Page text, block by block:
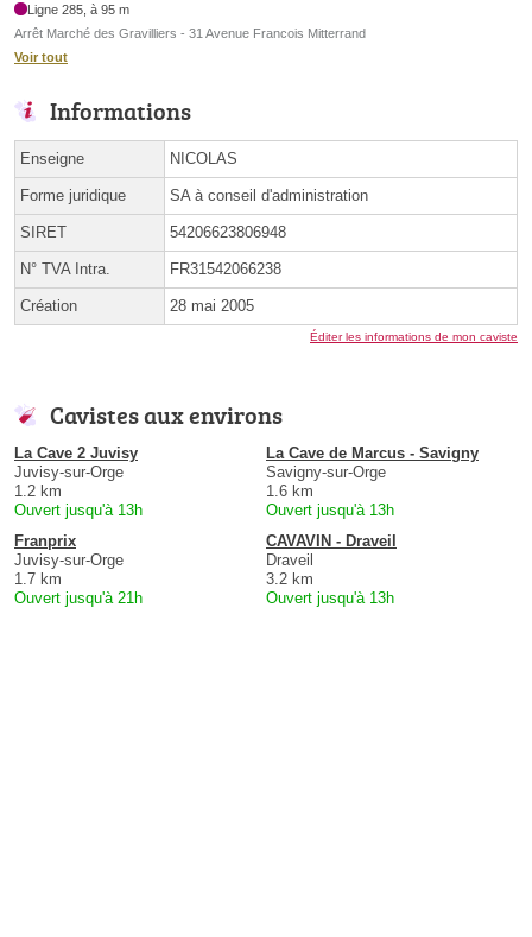
Ligne 285, à 95 m
Arrêt Marché des Gravilliers - 31 Avenue Francois Mitterrand
Voir tout
Informations
Enseigne NICOLAS
Forme juridique SA à conseil d'administration
SIRET 54206623806948
N° TVA Intra. FR31542066238
Création 28 mai 2005
Éditer les informations de mon caviste
Cavistes aux environs
La Cave 2 Juvisy
Juvisy-sur-Orge
1.2 km
Ouvert jusqu'à 13h
La Cave de Marcus - Savigny
Savigny-sur-Orge
1.6 km
Ouvert jusqu'à 13h
Franprix
Juvisy-sur-Orge
1.7 km
Ouvert jusqu'à 21h
CAVAVIN - Draveil
Draveil
3.2 km
Ouvert jusqu'à 13h